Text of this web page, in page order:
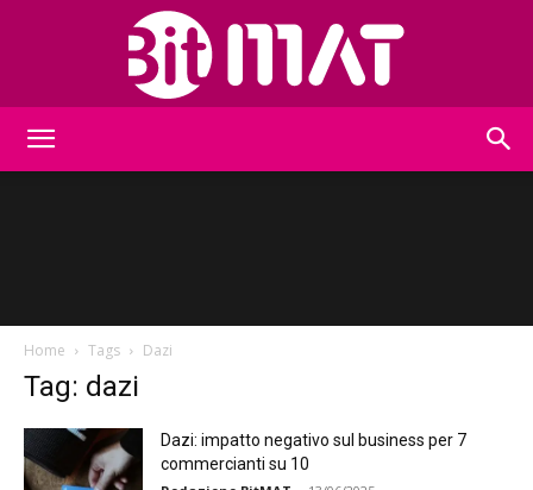
Home Tags Dazi
Tag: dazi
Dazi: impatto negativo sul business per 7
commercianti su 10